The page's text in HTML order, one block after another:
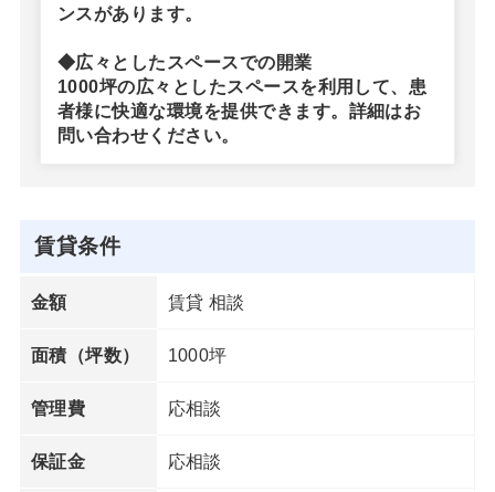
ンスがあります。
◆広々としたスペースでの開業
1000坪の広々としたスペースを利用して、患
者様に快適な環境を提供できます。詳細はお
問い合わせください。
賃貸条件
金額 賃貸 相談
面積（坪数） 1000坪
管理費 応相談
保証金 応相談